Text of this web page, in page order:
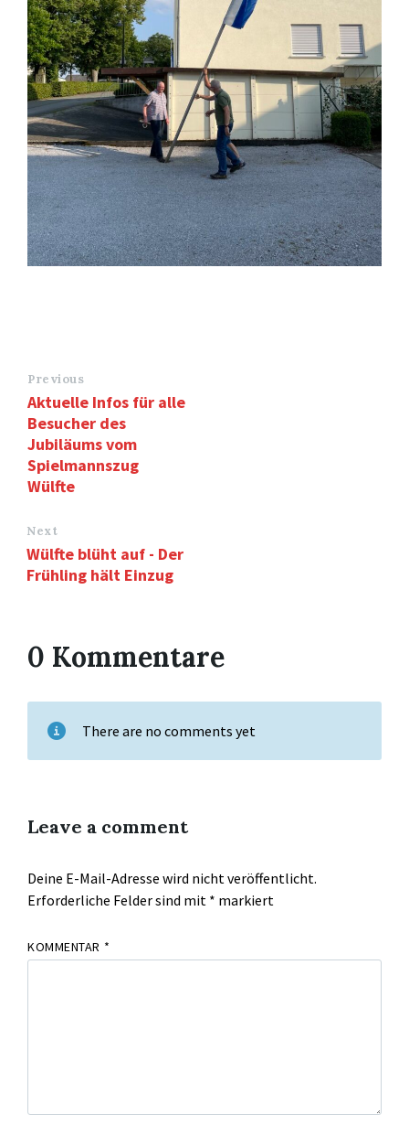
Previous
Aktuelle Infos für alle
Besucher des
Jubiläums vom
Spielmannszug
Wülfte
Next
Wülfte blüht auf - Der
Frühling hält Einzug
0 Kommentare
There are no comments yet
Leave a comment
Deine E-Mail-Adresse wird nicht veröffentlicht.
Erforderliche Felder sind mit * markiert
KOMMENTAR *